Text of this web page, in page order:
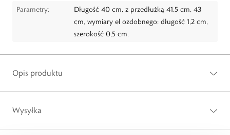
Parametry:
Długość 40 cm, z przedłużką 41,5 cm, 43
cm, wymiary el ozdobnego: długość 1,2 cm,
szerokość 0,5 cm.
Opis produktu
Wysyłka